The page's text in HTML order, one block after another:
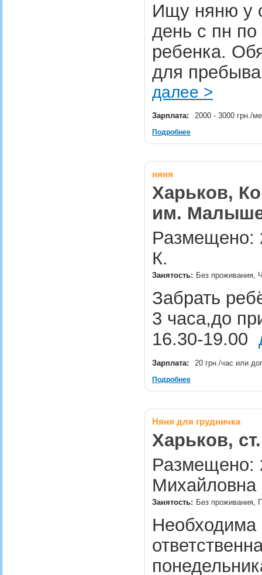
Ищу няню у
день с пн по
ребенка.
для
далее >
Зарплата: 2000 - 3000 грн./
Подробнее
няня
Харьков,
им.
Размещено:
К.
Занятость: Без проживания,
Забрать
3 часа,до
16.30-19.00
Зарплата: 20 грн./час или
Подробнее
Няня для грудничка
Харьков,
Размещено:
Занятость: Без проживания,
Необходима